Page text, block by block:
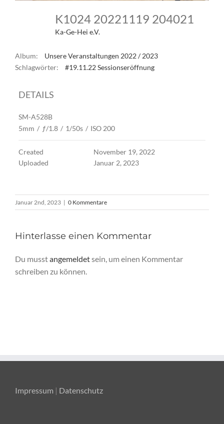
K1024 20221119 204021
Ka-Ge-Hei e.V.
Album:
Unsere Veranstaltungen 2022 / 2023
Schlagwörter:
#19.11.22 Sessionseröffnung
DETAILS
SM-A528B
5mm / ƒ/1.8 / 1/50s / ISO 200
Created
November 19, 2022
Uploaded
Januar 2, 2023
Januar 2nd, 2023 | 0 Kommentare
Hinterlasse einen Kommentar
Du musstangemeldetsein, um einen Kommentar
schreiben zu können.
Impressum | Datenschutz